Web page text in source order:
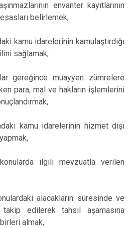
envanter kayıtlarının
belirlemek,
kamu idarelerinin kamulaştırdığı
sağlamak,
gereğince muayyen zümrelere
para, mal ve hakların işlemlerini
kamu idarelerinin hizmet dışı
yapmak,
ilgili mevzuatla verilen
alacakların süresinde ve
edilerek tahsil aşamasına
almak,